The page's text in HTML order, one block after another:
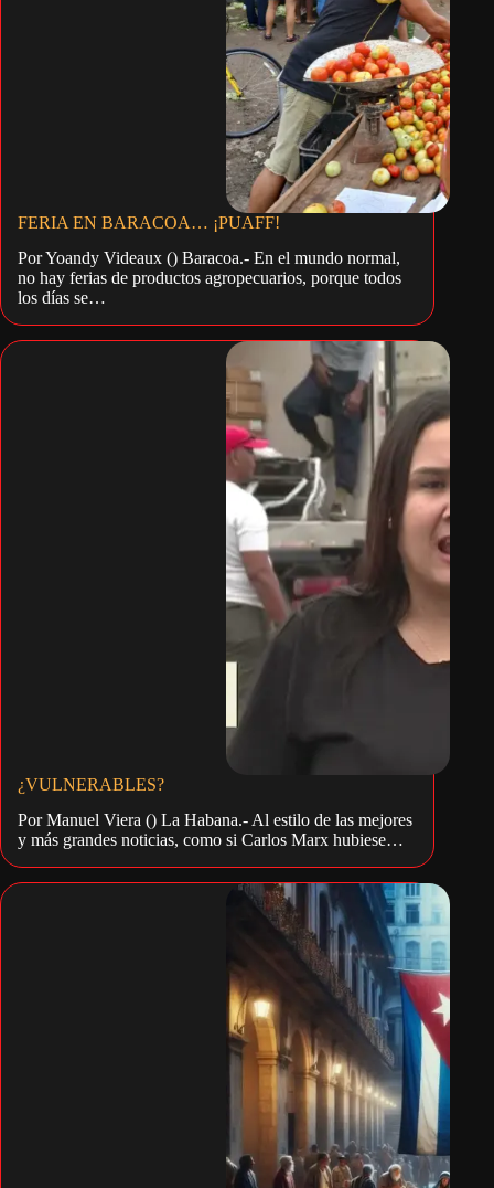
FERIA EN BARACOA… ¡PUAFF!
Por Yoandy Videaux () Baracoa.- En el mundo normal,
no hay ferias de productos agropecuarios, porque todos
los días se…
¿VULNERABLES?
Por Manuel Viera () La Habana.- Al estilo de las mejores
y más grandes noticias, como si Carlos Marx hubiese…